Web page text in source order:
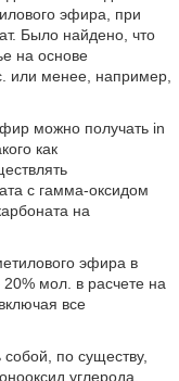
эфира, при
Было найдено, что
на основе
или менее, например,
можно получать in
как
с гамма-оксидом
на
эфира в
20% мол. в расчете на
все
по существу,
углерода,